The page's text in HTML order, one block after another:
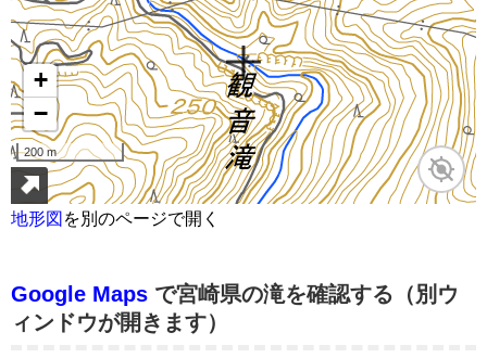
地形図 を別のページで開く
Google Maps で宮崎県の滝を確認する（別ウ
ィンドウが開きます）